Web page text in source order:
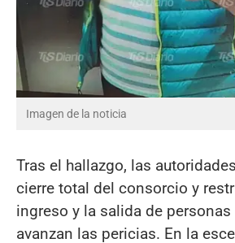
Imagen de la noticia
Tras el hallazgo, las
cierre total del consorcio y
ingreso y la salida de
avanzan las pericias. En la